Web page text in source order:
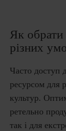
Як
різних
Часто доступ
ресурсом для
культур.
ретельно
так і для